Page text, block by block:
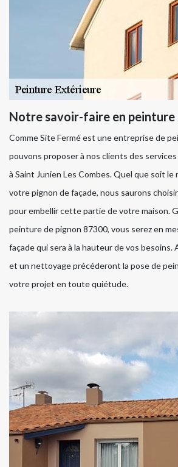
Notre savoir-faire en peinture
Comme Site Fermé est une entreprise de
pouvons proposer à nos clients des
à Saint Junien Les Combes. Quel que soit
votre pignon de façade, nous saurons
pour embellir cette partie de votre maison.
peinture de pignon 87300, vous serez en
façade qui sera à la hauteur de vos besoins.
et un nettoyage précéderont la pose de
votre projet en toute quiétude.